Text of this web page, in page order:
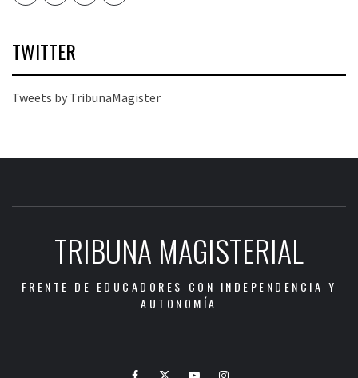
TWITTER
Tweets by TribunaMagister
TRIBUNA MAGISTERIAL
FRENTE DE EDUCADORES CON INDEPENDENCIA Y
AUTONOMÍA
FacebookTwitterYoutubeInstagram